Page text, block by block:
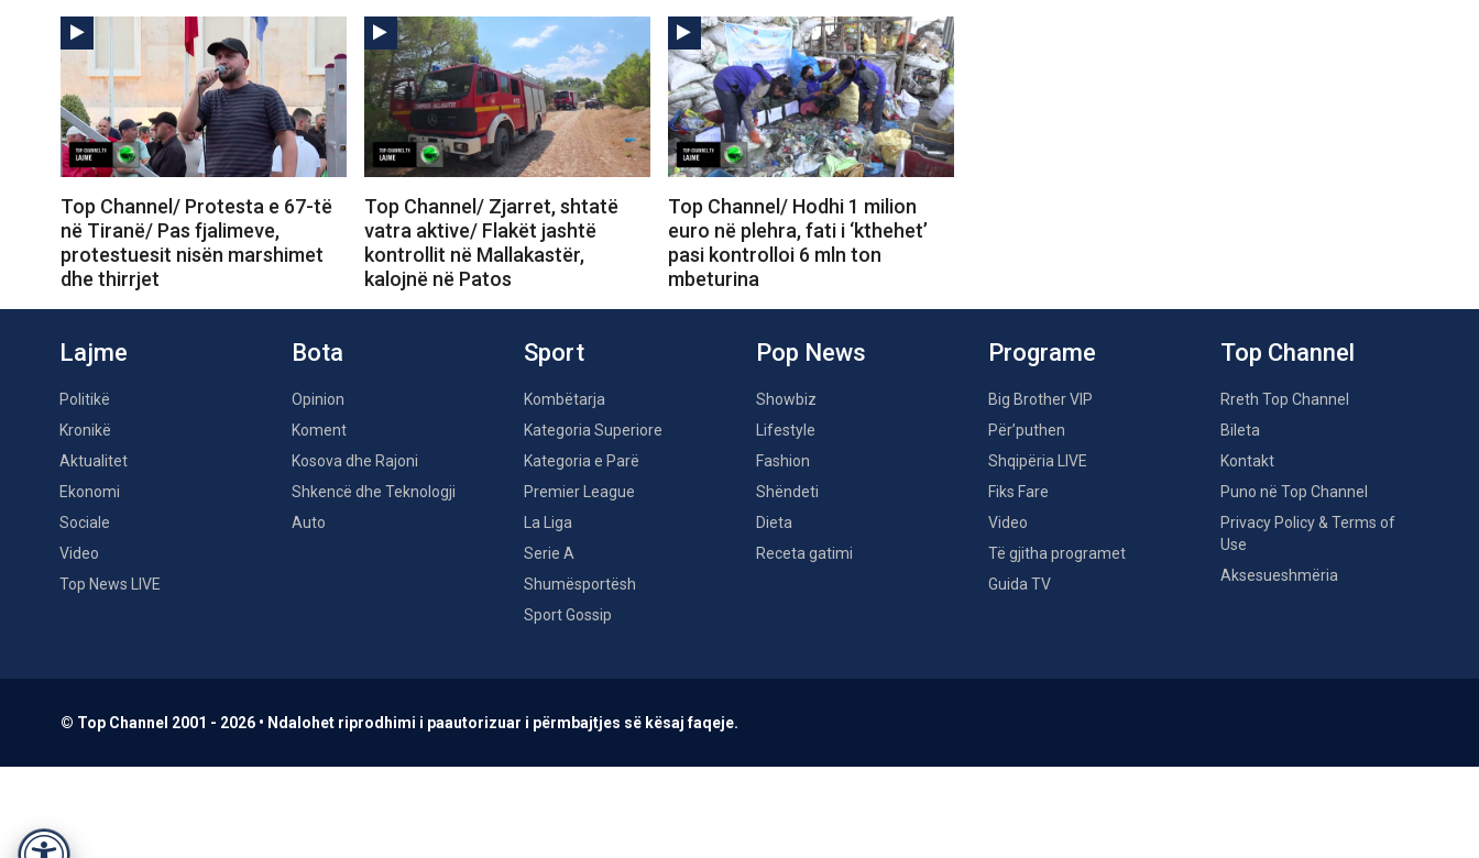
Top Channel/ Protesta e 67-të
në Tiranë/ Pas fjalimeve,
protestuesit nisën marshimet
dhe thirrjet
Top Channel/ Zjarret, shtatë
vatra aktive/ Flakët jashtë
kontrollit në Mallakastër,
kalojnë në Patos
Top Channel/ Hodhi 1 milion
euro në plehra, fati i ‘kthehet’
pasi kontrolloi 6 mln ton
mbeturina
Lajme
Politikë
Kronikë
Aktualitet
Ekonomi
Sociale
Video
Top News LIVE
Bota
Opinion
Koment
Kosova dhe Rajoni
Shkencë dhe Teknologji
Auto
Sport
Kombëtarja
Kategoria Superiore
Kategoria e Parë
Premier League
La Liga
Serie A
Shumësportësh
Sport Gossip
Pop News
Showbiz
Lifestyle
Fashion
Shëndeti
Dieta
Receta gatimi
Programe
Big Brother VIP
Për’puthen
Shqipëria LIVE
Fiks Fare
Video
Të gjitha programet
Guida TV
Top Channel
Rreth Top Channel
Bileta
Kontakt
Puno në Top Channel
Privacy Policy & Terms of
Use
Aksesueshmëria
© Top Channel 2001 - 2026 • Ndalohet riprodhimi i paautorizuar i përmbajtjes së kësaj faqeje.